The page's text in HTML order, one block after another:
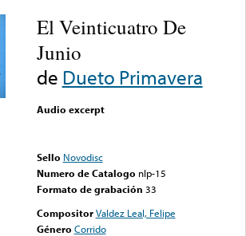
El Veinticuatro De
Junio
de Dueto Primavera
Audio excerpt
Sello Novodisc
Numero de Catalogo nlp-15
Formato de grabación 33
Compositor Valdez Leal, Felipe
Género Corrido